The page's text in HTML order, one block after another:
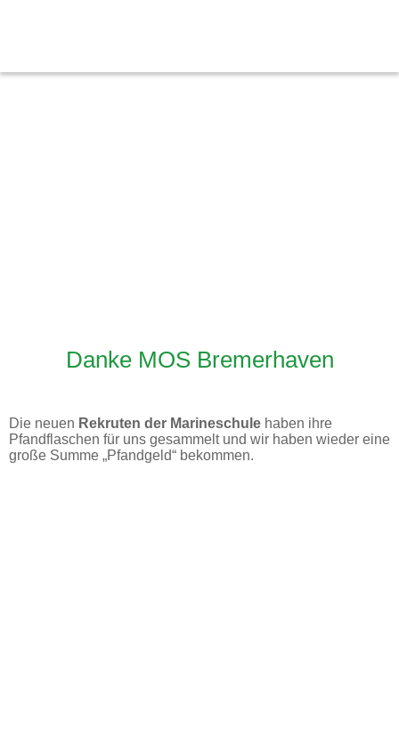
Herzlich willkommen
in Bremerhaven, Stadtteil Leherheide
Danke MOS Bremerhaven
Die neuen Rekruten der Marineschule haben ihre
Pfandflaschen für uns gesammelt und wir haben wieder eine
große Summe „Pfandgeld“ bekommen.